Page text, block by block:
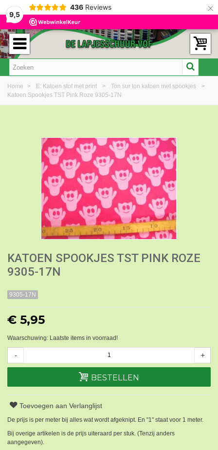
9,5
436 Reviews ×
Home > E: Katoen stof met print > Ton sur ton katoen met spookjes
>
Katoen Spookjes TST Pink Roze 9305-17N
KATOEN SPOOKJES TST PINK ROZE
9305-17N
9305-17N
€ 5,95
Waarschuwing: Laatste items in voorraad!
- +
BESTELLEN
Toevoegen aan Verlanglijst
De prijs is per meter bij alles wat wordt afgeknipt. En "1" staat voor 1 meter.
Bij overige artikelen is de prijs uiteraard per stuk. (Tenzij anders
aangegeven).